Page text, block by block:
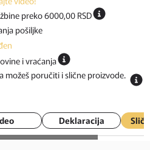
preko 6000,00 RSD
pošiljke
i vraćanja
možeš poručiti i slične proizvode.
Deklaracija